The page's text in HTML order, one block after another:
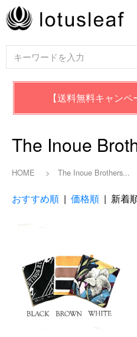
【送料無料キャンペ
The Inoue
HOME > The Inoue Brothers...
おすすめ順 | 価格順 | 新着